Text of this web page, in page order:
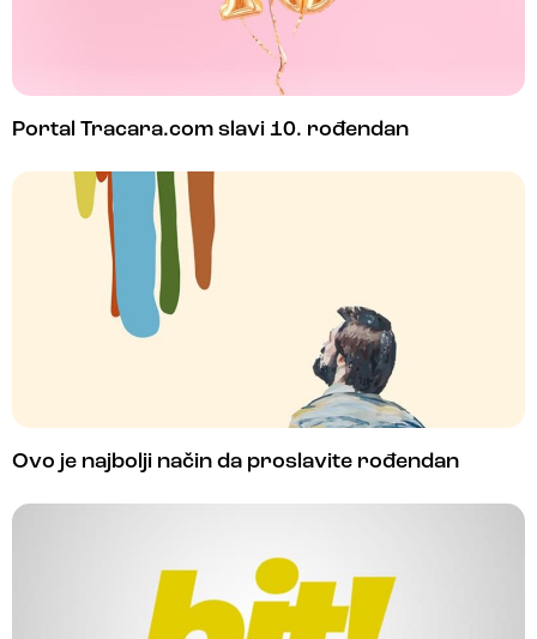
Portal Tracara.com slavi 10. rođendan
Ovo je najbolji način da proslavite rođendan